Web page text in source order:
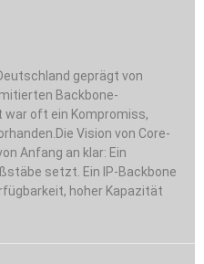
geprägt von
Backbone-
oft ein Kompromiss,
Vision von Core-
Anfang an klar: Ein
setzt. Ein IP-Backbone
hoher Kapazität